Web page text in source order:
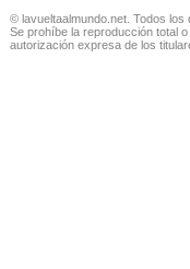
© lavueltaalmundo.net. Todos los
Se prohíbe la reproducción total
autorización expresa de los